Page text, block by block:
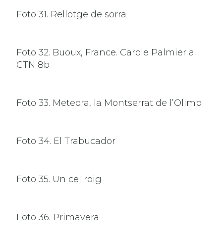
Foto 31. Rellotge de sorra
Foto 32. Buoux, France. Carole Palmier a
CTN 8b
Foto 33. Meteora, la Montserrat de l’Olimp
Foto 34. El Trabucador
Foto 35. Un cel roig
Foto 36. Primavera